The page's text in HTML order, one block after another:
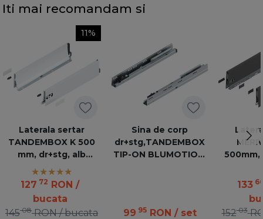
Iti mai recomandam si
11%
Laterala sertar
TANDEMBOX K 500
mm, dr+stg, alb
sidefat Intivo/Antaro
127 72 RON /
bucata
14508 RON / bucata
Sina de corp
dr+stg,TANDEMBOX
TIP-ON BLUMOTION,
99 95 RON / set
500mm,
133
15203